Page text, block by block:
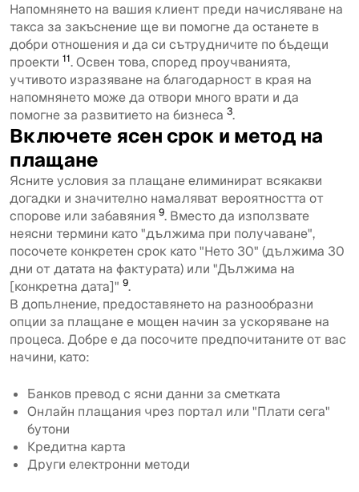
Напомнянето на вашия клиент преди начисляване на
такса за закъснение ще ви помогне да останете в
добри отношения и да си сътрудничите по бъдещи
проекти 11. Освен това, според проучванията,
учтивото изразяване на благодарност в края на
напомнянето може да отвори много врати и да
помогне за развитието на бизнеса 3.
Включете ясен срок и метод на
плащане
Ясните условия за плащане елиминират всякакви
догадки и значително намаляват вероятността от
спорове или забавяния 9. Вместо да използвате
неясни термини като "дължима при получаване",
посочете конкретен срок като "Нето 30" (дължима 30
дни от датата на фактурата) или "Дължима на
[конкретна дата]" 9.
В допълнение, предоставянето на разнообразни
опции за плащане е мощен начин за ускоряване на
процеса. Добре е да посочите предпочитаните от вас
начини, като:
Банков превод с ясни данни за сметката
Онлайн плащания чрез портал или "Плати сега"
бутони
Кредитна карта
Други електронни методи